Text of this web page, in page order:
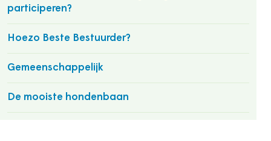
participeren?
Hoezo Beste Bestuurder?
Gemeenschappelijk
De mooiste hondenbaan